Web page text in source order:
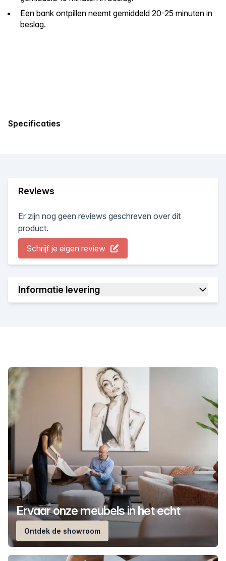
Een bank ontpillen neemt gemiddeld 20-25 minuten in
beslag.
Specificaties
Reviews
Er zijn nog geen reviews geschreven over dit
product.
Schrijf je eigen review
Informatie levering
Ervaar onze meubels in het echt
Ontdek de showroom